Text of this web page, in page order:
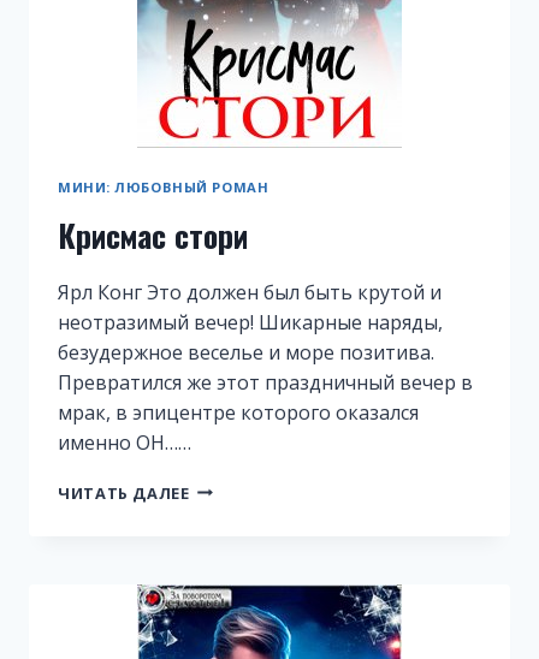
МИНИ: ЛЮБОВНЫЙ РОМАН
Крисмас стори
Ярл Конг Это должен был быть крутой и
неотразимый вечер! Шикарные наряды,
безудержное веселье и море позитива.
Превратился же этот праздничный вечер в
мрак, в эпицентре которого оказался
именно ОН……
ЧИТАТЬ ДАЛЕЕ КРИСМАС